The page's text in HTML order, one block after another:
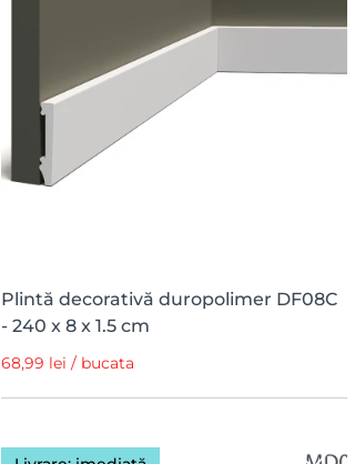
Plintă decorativă duropolimer DF08C
- 240 x 8 x 1.5 cm
68,99 lei / bucata